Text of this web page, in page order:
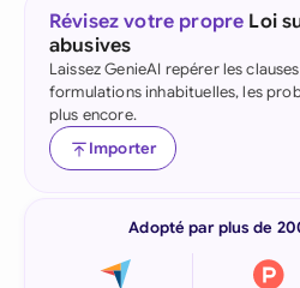
Révisez votre propre Loi
abusives
Laissez GenieAI repérer les
formulations inhabituelles, les
plus encore.
Importer
Adopté par plus de